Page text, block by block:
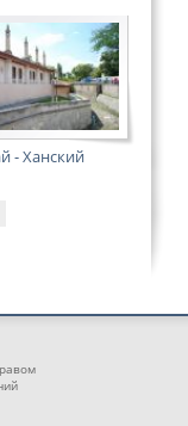
- Ханский